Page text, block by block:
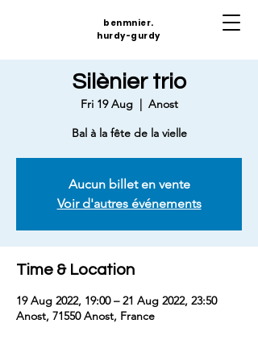
benmnier.
hurdy-gurdy
Silènier trio
Fri 19 Aug
  |
Anost
Bal à la fête de la vielle
Aucun billet en vente
Voir d'autres événements
Time & Location
19 Aug 2022, 19:00 – 21 Aug 2022, 23:50
Anost, 71550 Anost, France